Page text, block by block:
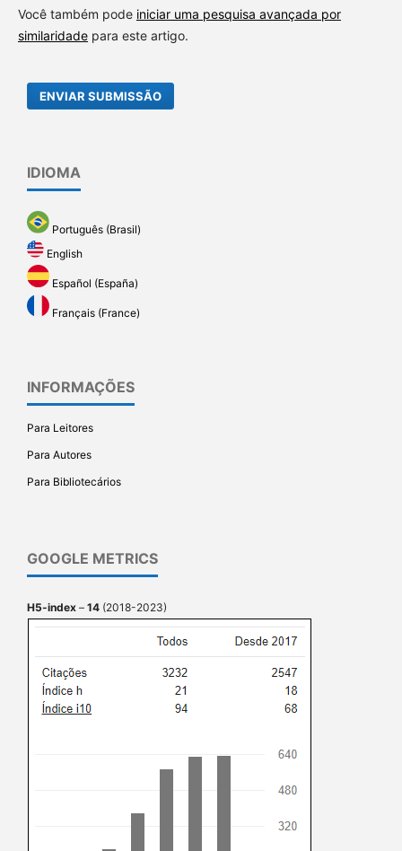
Você também pode iniciar uma pesquisa avançada por
similaridadepara este artigo.
ENVIAR SUBMISSÃO
IDIOMA
Português (Brasil)
English
Español (España)
Français (France)
INFORMAÇÕES
Para Leitores
Para Autores
Para Bibliotecários
GOOGLE METRICS
H5-index – 14 (2018-2023)